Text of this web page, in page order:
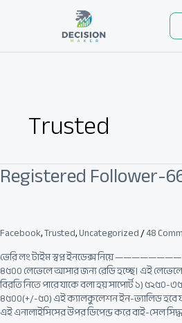
Trusted
Registered Follower-
Facebook,Trusted,Uncategorized/48
ভেরি লং টাইম স্বপ্ন ইনডেক্স নিয়ে
৪৫০০ লেভেলে আসার জন্য রেডি হচ্ছে। এই
বিরতি নিতে পারে যাকে বলা হয় সাপোর্ট ১)
৪৫০০(+/-৫০) এই ক্যালকুলেশন ইন-ভ্যালিড হবে
এই এনালাইসিসের উপর ডিপেন্ড করে বাই-সেল
Registered
Follower-